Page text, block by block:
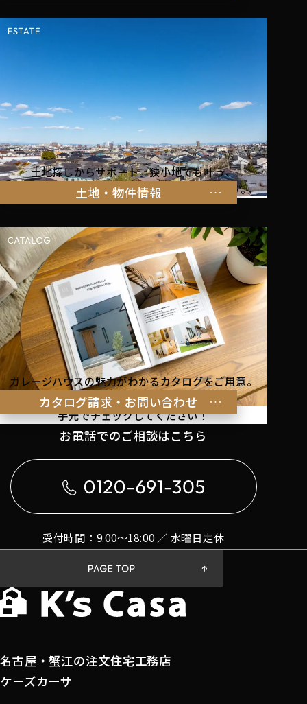
土地・物件情報
土地探しからサポート。狭小地でも叶う、
家族の暮らしにぴったりな物件をご紹介します。
カタログ請求・お問い合わせ
ガレージハウスの魅力がわかるカタログをご用意。
理想の暮らしのヒントを
手元でチェックしてください！
お電話でのご相談はこちら
受付時間：9:00〜18:00 ／ 水曜日定休
名古屋・蟹江の注文住宅工務店
ケーズカーサ